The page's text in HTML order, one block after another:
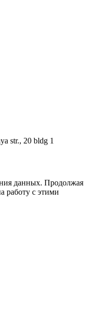
str., 20 bldg 1
данных. Продолжая
работу с этими